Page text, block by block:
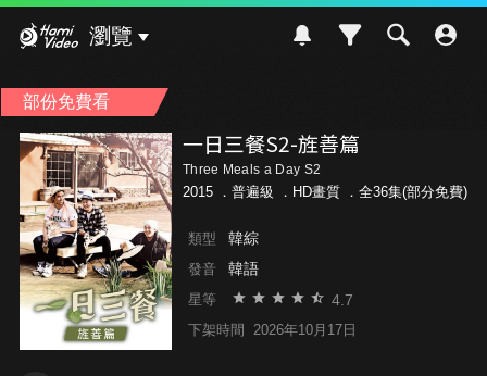
瀏覽
部份免費看
一日三餐S2-旌善篇
Three Meals a Day S2
2015 ． 普遍級 ．HD畫質 ．全36集(部分免費)
類型 韓綜
發音 韓語
星等 4.7
下架時間 2026年10月17日